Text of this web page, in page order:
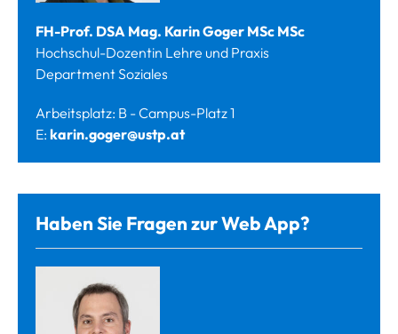
FH-Prof. DSA Mag. Karin Goger MSc MSc
Hochschul-Dozentin Lehre und Praxis
Department Soziales
Arbeitsplatz: B - Campus-Platz 1
E: karin.goger@ustp.at
Haben Sie Fragen zur Web App?